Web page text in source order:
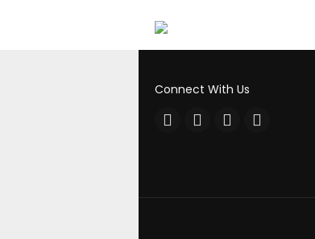
Connect With Us